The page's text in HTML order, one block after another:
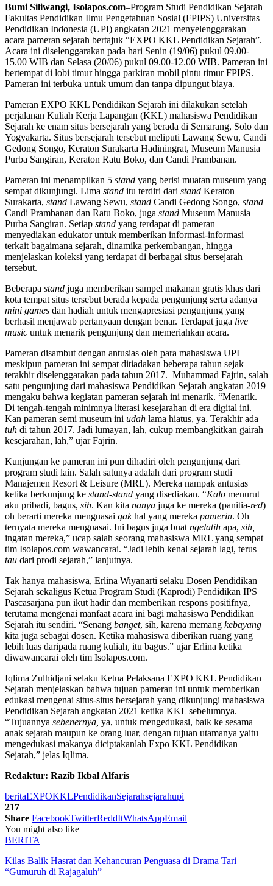
Bumi Siliwangi, Isolapos.com–Program Studi Pendidikan Sejarah
Fakultas Pendidikan Ilmu Pengetahuan Sosial (FPIPS) Universitas
Pendidikan Indonesia (UPI) angkatan 2021 menyelenggarakan
acara pameran sejarah bertajuk “EXPO KKL Pendidikan Sejarah”.
Acara ini diselenggarakan pada hari Senin (19/06) pukul 09.00-
15.00 WIB dan Selasa (20/06) pukul 09.00-12.00 WIB. Pameran ini
bertempat di lobi timur hingga parkiran mobil pintu timur FPIPS.
Pameran ini terbuka untuk umum dan tanpa dipungut biaya.
Pameran EXPO KKL Pendidikan Sejarah ini dilakukan setelah
perjalanan Kuliah Kerja Lapangan (KKL) mahasiswa Pendidikan
Sejarah ke enam situs bersejarah yang berada di Semarang, Solo dan
Yogyakarta. Situs bersejarah tersebut meliputi Lawang Sewu, Candi
Gedong Songo, Keraton Surakarta Hadiningrat, Museum Manusia
Purba Sangiran, Keraton Ratu Boko, dan Candi Prambanan.
Pameran ini menampilkan 5 stand yang berisi muatan museum yang
sempat dikunjungi. Lima stand itu terdiri dari stand Keraton
Surakarta, stand Lawang Sewu, stand Candi Gedong Songo, stand
Candi Prambanan dan Ratu Boko, juga stand Museum Manusia
Purba Sangiran. Setiap stand yang terdapat di pameran
menyediakan edukator untuk memberikan informasi-informasi
terkait bagaimana sejarah, dinamika perkembangan, hingga
menjelaskan koleksi yang terdapat di berbagai situs bersejarah
tersebut.
Beberapa stand juga memberikan sampel makanan gratis khas dari
kota tempat situs tersebut berada kepada pengunjung serta adanya
mini games dan hadiah untuk mengapresiasi pengunjung yang
berhasil menjawab pertanyaan dengan benar. Terdapat juga live
music untuk menarik pengunjung dan memeriahkan acara.
Pameran disambut dengan antusias oleh para mahasiswa UPI
meskipun pameran ini sempat ditiadakan beberapa tahun sejak
terakhir diselenggarakan pada tahun 2017. Muhammad Fajrin, salah
satu pengunjung dari mahasiswa Pendidikan Sejarah angkatan 2019
mengaku bahwa kegiatan pameran sejarah ini menarik. “Menarik.
Di tengah-tengah minimnya literasi kesejarahan di era digital ini.
Kan pameran semi museum ini udah lama hiatus, ya. Terakhir ada
tuh di tahun 2017. Jadi lumayan, lah, cukup membangkitkan gairah
kesejarahan, lah,” ujar Fajrin.
Kunjungan ke pameran ini pun dihadiri oleh pengunjung dari
program studi lain. Salah satunya adalah dari program studi
Manajemen Resort & Leisure (MRL). Mereka nampak antusias
ketika berkunjung ke stand-stand yang disediakan. “Kalo menurut
aku pribadi, bagus, sih. Kan kita nanya juga ke mereka (panitia-red)
oh berarti mereka menguasai gakhal yang mereka pamerin. Oh
ternyata mereka menguasai. Ini bagus juga buat ngelatih apa, sih,
ingatan mereka,” ucap salah seorang mahasiswa MRL yang sempat
tim Isolapos.com wawancarai. “Jadi lebih kenal sejarah lagi, terus
tau dari prodi sejarah,” lanjutnya.
Tak hanya mahasiswa, Erlina Wiyanarti selaku Dosen Pendidikan
Sejarah sekaligus Ketua Program Studi (Kaprodi) Pendidikan IPS
Pascasarjana pun ikut hadir dan memberikan respons positifnya,
terutama mengenai manfaat acara ini bagi mahasiswa Pendidikan
Sejarah itu sendiri. “Senang banget, sih, karena memang kebayang
kita juga sebagai dosen. Ketika mahasiswa diberikan ruang yang
lebih luas daripada ruang kuliah, itu bagus.” ujar Erlina ketika
diwawancarai oleh tim Isolapos.com.
Iqlima Zulhidjani selaku Ketua Pelaksana EXPO KKL Pendidikan
Sejarah menjelaskan bahwa tujuan pameran ini untuk memberikan
edukasi mengenai situs-situs bersejarah yang dikunjungi mahasiswa
Pendidikan Sejarah angkatan 2021 ketika KKL sebelumnya.
“Tujuannya sebenernya, ya, untuk mengedukasi, baik ke sesama
anak sejarah maupun ke orang luar, dengan tujuan utamanya yaitu
mengedukasi makanya diciptakanlah Expo KKL Pendidikan
Sejarah,” jelas Iqlima.
Redaktur: Razib Ikbal Alfaris
beritaEXPOKKLPendidikanSejarahsejarahupi
217
Share FacebookTwitterReddItWhatsAppEmail
You might also like
BERITA
Kilas Balik Hasrat dan Kehancuran Penguasa di Drama Tari
“Gumuruh di Rajagaluh”